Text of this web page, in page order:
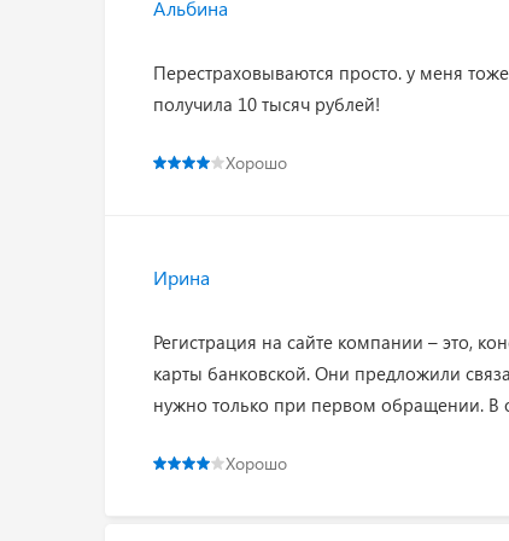
Альбина
Перестраховываются просто. у меня
получила 10 тысяч рублей!
Хорошо
Ирина
Регистрация на сайте компании – это,
карты банковской. Они предложили
нужно только при первом обращении. В
Хорошо